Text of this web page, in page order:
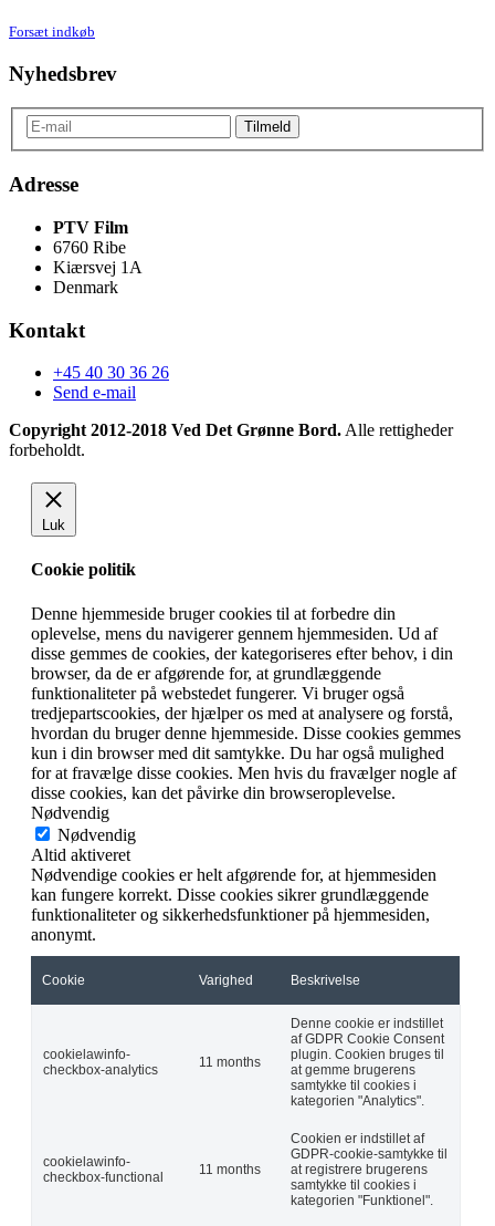
Forsæt indkøb
Nyhedsbrev
Adresse
PTV Film
6760 Ribe
Kiærsvej 1A
Denmark
Kontakt
+45 40 30 36 26
Send e-mail
Copyright 2012-2018 Ved Det Grønne Bord. Alle rettigheder
forbeholdt.
Luk
Cookie politik
Denne hjemmeside bruger cookies til at forbedre din
oplevelse, mens du navigerer gennem hjemmesiden. Ud af
disse gemmes de cookies, der kategoriseres efter behov, i din
browser, da de er afgørende for, at grundlæggende
funktionaliteter på webstedet fungerer. Vi bruger også
tredjepartscookies, der hjælper os med at analysere og forstå,
hvordan du bruger denne hjemmeside. Disse cookies gemmes
kun i din browser med dit samtykke. Du har også mulighed
for at fravælge disse cookies. Men hvis du fravælger nogle af
disse cookies, kan det påvirke din browseroplevelse.
Nødvendig
Nødvendig
Altid aktiveret
Nødvendige cookies er helt afgørende for, at hjemmesiden
kan fungere korrekt. Disse cookies sikrer grundlæggende
funktionaliteter og sikkerhedsfunktioner på hjemmesiden,
anonymt.
Cookie Varighed Beskrivelse
cookielawinfo-
checkbox-analytics
11 months
Denne cookie er indstillet
af GDPR Cookie Consent
plugin. Cookien bruges til
at gemme brugerens
samtykke til cookies i
kategorien "Analytics".
cookielawinfo-
checkbox-functional
11 months
Cookien er indstillet af
GDPR-cookie-samtykke til
at registrere brugerens
samtykke til cookies i
kategorien "Funktionel".